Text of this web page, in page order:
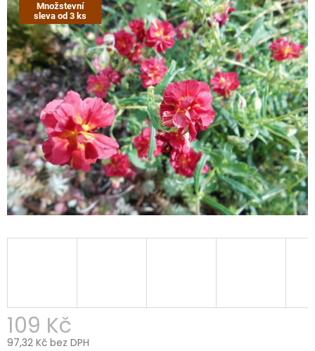
Množstevní
sleva od 3 ks
109 Kč
97,32 Kč bez DPH